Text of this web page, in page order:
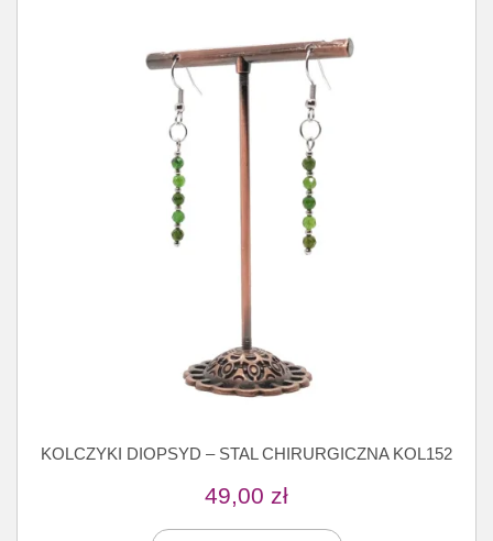
KOLCZYKI DIOPSYD – STAL CHIRURGICZNA KOL152
49,00 zł